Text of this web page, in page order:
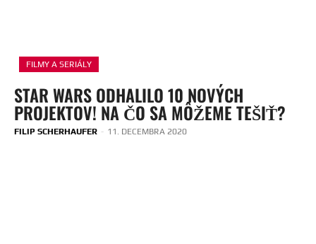
FILMY A SERIÁLY
STAR WARS ODHALILO 10 NOVÝCH
PROJEKTOV! NA ČO SA MÔŽEME TEŠIŤ?
FILIP SCHERHAUFER - 11. DECEMBRA 2020